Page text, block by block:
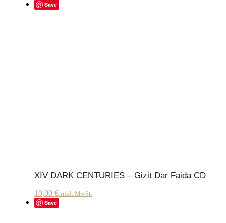
Save
XIV DARK CENTURIES – Gizit Dar Faida CD
10,00 € inkl. MwSt.
Save